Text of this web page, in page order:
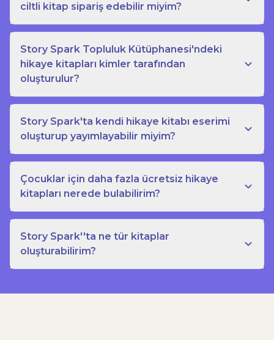
ciltli kitap sipariş edebilir miyim?
Story Spark Topluluk Kütüphanesi'ndeki
hikaye kitapları kimler tarafından
oluşturulur?
Story Spark'ta kendi hikaye kitabı eserimi
oluşturup yayımlayabilir miyim?
Çocuklar için daha fazla ücretsiz hikaye
kitapları nerede bulabilirim?
Story Spark''ta ne tür kitaplar
oluşturabilirim?